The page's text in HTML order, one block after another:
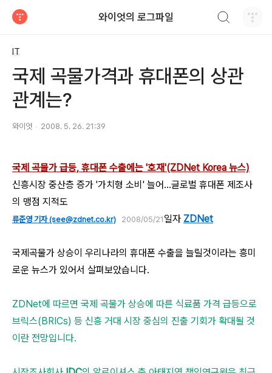
와이엇의 로그파일
IT
국제 곡물가격과 휴대폰의 상관
관계는?
와이엇 2008. 5. 26. 21:39
국제 곡물가 급등, 휴대폰 수출에는 '호재'(ZDNet Korea 뉴스)
신흥시장 중산층 증가 '가치형 소비' 늘어…글로벌 휴대폰 제조사
의 맹점 지적도
류준영 기자 (see@zdnet.co.kr) 2008/05/21 일자 ZDNet
국제곡물가 상승이 우리나라의 휴대폰 수출을 늘릴것이라는 흥미
로운 뉴스가 있어서 살펴보았습니다.
ZDNet에 따르면 국제 곡물가 상승에 따른 식료품 가격 급등으로
브릭스(BRICs) 등 신흥 거대 시장 중심의 진출 기회가 확대될 것
이란 전망입니다.